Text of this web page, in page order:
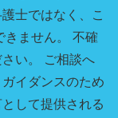
士ではなく、こ
きません。 不確
い。 ご相談へ
イダンスのため
して提供される